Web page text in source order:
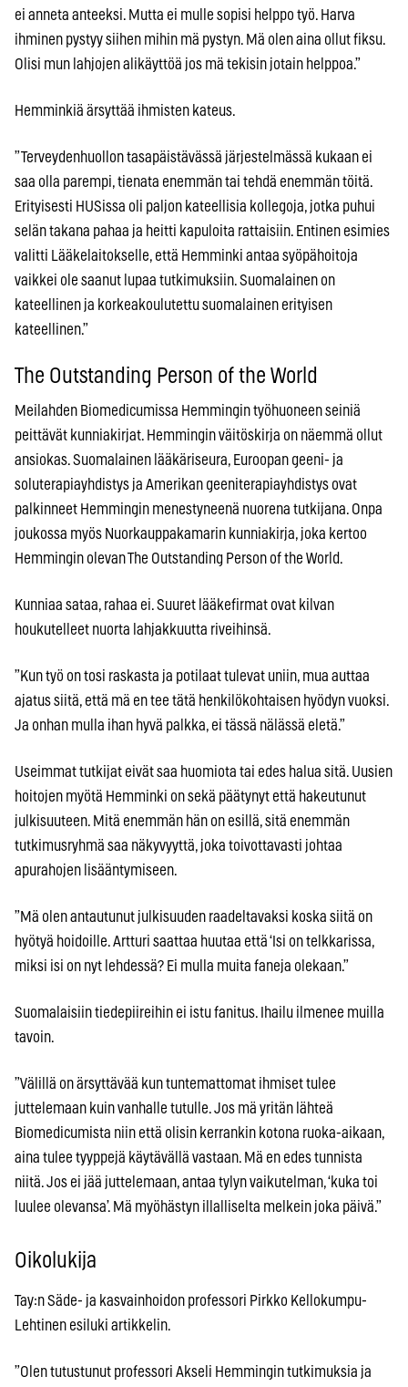
ei anneta anteeksi. Mutta ei mulle sopisi helppo työ. Harva
ihminen pystyy siihen mihin mä pystyn. Mä olen aina ollut fiksu.
Olisi mun lahjojen alikäyttöä jos mä tekisin jotain helppoa.”
Hemminkiä ärsyttää ihmisten kateus.
”Terveydenhuollon tasapäistävässä järjestelmässä kukaan ei
saa olla parempi, tienata enemmän tai tehdä enemmän töitä.
Erityisesti HUSissa oli paljon kateellisia kollegoja, jotka puhui
selän takana pahaa ja heitti kapuloita rattaisiin. Entinen esimies
valitti Lääkelaitokselle, että Hemminki antaa syöpähoitoja
vaikkei ole saanut lupaa tutkimuksiin. Suomalainen on
kateellinen ja korkeakoulutettu suomalainen erityisen
kateellinen.”
The Outstanding Person of the World
Meilahden Biomedicumissa Hemmingin työhuoneen seiniä
peittävät kunniakirjat. Hemmingin väitöskirja on näemmä ollut
ansiokas. Suomalainen lääkäriseura, Euroopan geeni- ja
soluterapiayhdistys ja Amerikan geeniterapiayhdistys ovat
palkinneet Hemmingin menestyneenä nuorena tutkijana. Onpa
joukossa myös Nuorkauppakamarin kunniakirja, joka kertoo
Hemmingin olevan The Outstanding Person of the World.
Kunniaa sataa, rahaa ei. Suuret lääkefirmat ovat kilvan
houkutelleet nuorta lahjakkuutta riveihinsä.
”Kun työ on tosi raskasta ja potilaat tulevat uniin, mua auttaa
ajatus siitä, että mä en tee tätä henkilökohtaisen hyödyn vuoksi.
Ja onhan mulla ihan hyvä palkka, ei tässä nälässä eletä.”
Useimmat tutkijat eivät saa huomiota tai edes halua sitä. Uusien
hoitojen myötä Hemminki on sekä päätynyt että hakeutunut
julkisuuteen. Mitä enemmän hän on esillä, sitä enemmän
tutkimusryhmä saa näkyvyyttä, joka toivottavasti johtaa
apurahojen lisääntymiseen.
”Mä olen antautunut julkisuuden raadeltavaksi koska siitä on
hyötyä hoidoille. Artturi saattaa huutaa että ‘Isi on telkkarissa,
miksi isi on nyt lehdessä? Ei mulla muita faneja olekaan.”
Suomalaisiin tiedepiireihin ei istu fanitus. Ihailu ilmenee muilla
tavoin.
”Välillä on ärsyttävää kun tuntemattomat ihmiset tulee
juttelemaan kuin vanhalle tutulle. Jos mä yritän lähteä
Biomedicumista niin että olisin kerrankin kotona ruoka-aikaan,
aina tulee tyyppejä käytävällä vastaan. Mä en edes tunnista
niitä. Jos ei jää juttelemaan, antaa tylyn vaikutelman, ‘kuka toi
luulee olevansa’. Mä myöhästyn illalliselta melkein joka päivä.”
Oikolukija
Tay:n Säde- ja kasvainhoidon professori Pirkko Kellokumpu-
Lehtinen esiluki artikkelin.
”Olen tutustunut professori Akseli Hemmingin tutkimuksia ja